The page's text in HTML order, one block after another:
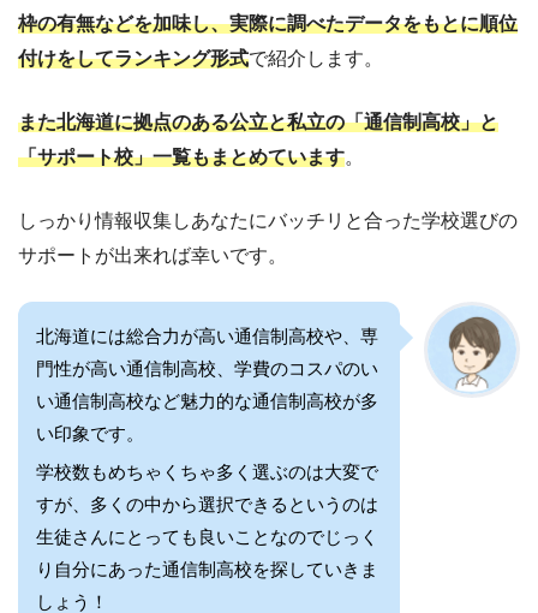
枠の有無などを加味し、実際に調べたデータをもとに順位
付けをしてランキング形式で紹介します。
また北海道に拠点のある公立と私立の「通信制高校」と
「サポート校」一覧もまとめています。
しっかり情報収集しあなたにバッチリと合った学校選びの
サポートが出来れば幸いです。
北海道には総合力が高い通信制高校や、専
門性が高い通信制高校、学費のコスパのい
い通信制高校など魅力的な通信制高校が多
い印象です。
学校数もめちゃくちゃ多く選ぶのは大変で
すが、多くの中から選択できるというのは
生徒さんにとっても良いことなのでじっく
り自分にあった通信制高校を探していきま
しょう！